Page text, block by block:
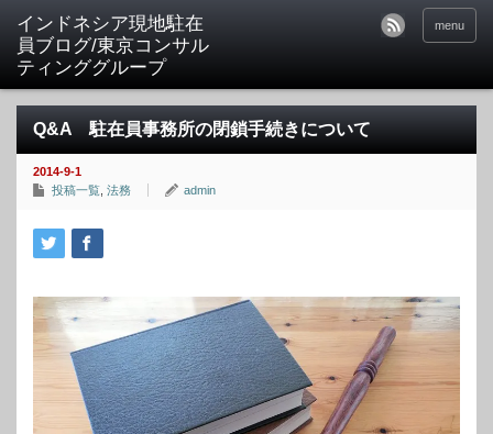
menu
Q&A 駐在員事務所の閉鎖手続きについて
2014-9-1
投稿一覧 法務 admin